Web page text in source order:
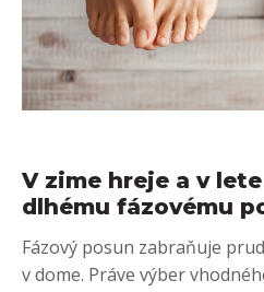
V zime hreje a v
dlhému fázovému
Fázový posun zabraňuje
v dome. Práve výber